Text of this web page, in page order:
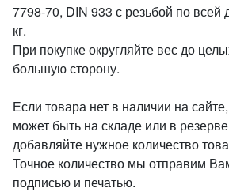
7798-70, DIN 933 с резьбой по всей
кг.
При покупке округляйте вес до
большую сторону.
Если товара нет в наличии на
может быть на складе или в
добавляйте нужное количество
Точное количество мы отправим
подписью и печатью.